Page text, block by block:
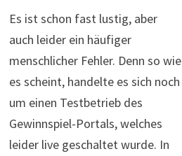
Es ist schon fast lustig, aber
auch leider ein häufiger
menschlicher Fehler. Denn so wie
es scheint, handelte es sich noch
um einen Testbetrieb des
Gewinnspiel-Portals, welches
leider live geschaltet wurde. In